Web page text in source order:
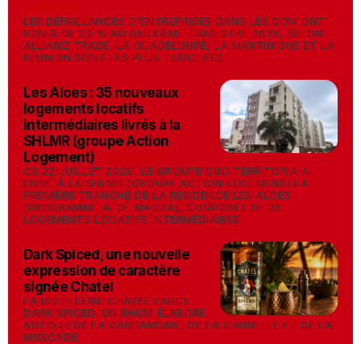
LES DÉFAILLANCES D'ENTREPRISES DANS LES DOM ONT
BONDI DE 30 % AU DEUXIÈME TRIMESTRE 2026, SELON
ALLIANZ TRADE. LA GUADELOUPE, LA MARTINIQUE ET LA
RÉUNION SONT LES PLUS TOUCHÉES
Les Aloes : 35 nouveaux
logements locatifs
intermédiaires livrés à la
SHLMR (groupe Action
Logement)
CE 22 JUILLET 2026, LE GROUPE CBO TERRITORIA A
LIVRÉ À LA SHLMR (GROUPE ACTION LOGEMENT) LA
PREMIÈRE TRANCHE DE LA RÉSIDENCE LES ALOES
(PROGRAMME ALOÉ MACRA), COMPOSÉE DE 35
LOGEMENTS LOCATIFS INTERMÉDIAIRES.
Dark Spiced, une nouvelle
expression de caractère
signée Chatel
LA DISTILLERIE CHATEL LANCE
DARK SPICED, UN RHUM ÉLABORÉ
AUTOUR DE LA CARDAMOME, DE LA CANNELLE ET DE LA
MUSCADE